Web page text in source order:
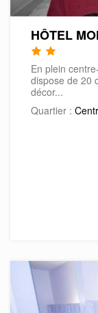
HÔTEL
En plein
dispose de 20
décor...
Quartier :